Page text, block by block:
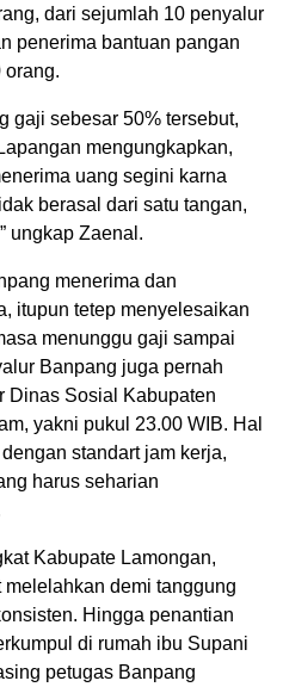
dari sejumlah 10 penyalur
penerima bantuan pangan
orang.
gaji sebesar 50% tersebut,
mengungkapkan,
uang segini karna
berasal dari satu tangan,
ungkap Zaenal.
menerima dan
itupun tetep menyelesaikan
menunggu gaji sampai
Banpang juga pernah
Dinas Sosial Kabupaten
yakni pukul 23.00 WIB. Hal
standart jam kerja,
harus seharian
Kabupate Lamongan,
demi tanggung
Hingga penantian
di rumah ibu Supani
petugas Banpang